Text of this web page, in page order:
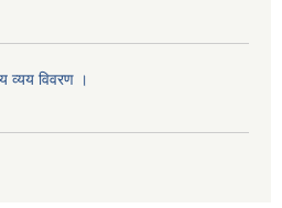
व्यय विवरण ।